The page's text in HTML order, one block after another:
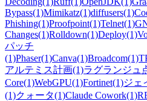
Bypass(1)Mimikatz(1)diffusers(1)
Phishing(1)Proofpoint(1)Telnet(1)
Changes(1)Rolldown(1)Deploy(1)
パッチ
(1)Phaser(1)Canva(1)Broadcom(1)
アルテミス計画(1)ラグランジュ
Core(1)WebGPU(1)Fortinet(1)ジェ
(1)クォータ(1)Claude Cowork(1)